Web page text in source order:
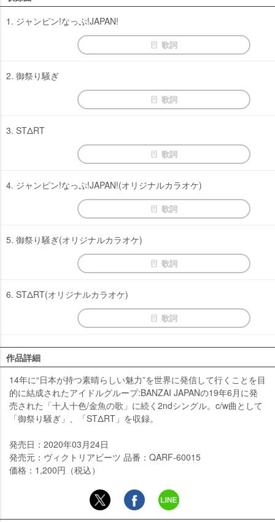
1. ジャンピン!なっぷ!JAPAN!
歌詞
2. 御祭り騒ぎ
歌詞
3. STΔRT
歌詞
4. ジャンピン!なっぷ!JAPAN!(オリジナルカラオケ)
歌詞
5. 御祭り騒ぎ(オリジナルカラオケ)
歌詞
6. STΔRT(オリジナルカラオケ)
歌詞
作品詳細
14年に“日本が持つ素晴らしい魅力”を世界に発信して行くことを目
的に結成されたアイドルグループ:BANZAI JAPANの19年6月に発
売された「十人十色/金魚の歌」に続く2ndシングル。c/w曲として
「御祭り騒ぎ」、「STΔRT」を収録。
発売日：2020年03月24日
発売元：ヴィクトリアビーツ 品番：QARF-60015
価格：1,200円（税込）